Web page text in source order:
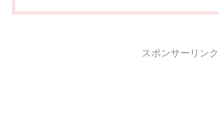
スポンサーリンク